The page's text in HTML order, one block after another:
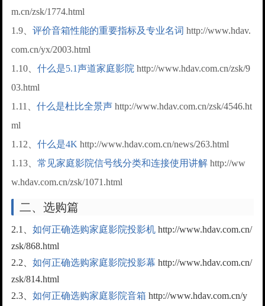
m.cn/zsk/1774.html
1.9、评价音箱性能的重要指标及专业名词 http://www.hdav.
com.cn/yx/2003.html
1.10、什么是5.1声道家庭影院 http://www.hdav.com.cn/zsk/9
03.html
1.11、什么是杜比全景声 http://www.hdav.com.cn/zsk/4546.ht
ml
1.12、什么是4K http://www.hdav.com.cn/news/263.html
1.13、常见家庭影院信号线分类和连接使用讲解 http://ww
w.hdav.com.cn/zsk/1071.html
二、选购篇
2.1、如何正确选购家庭影院投影机 http://www.hdav.com.cn/
zsk/868.html
2.2、如何正确选购家庭影院投影幕 http://www.hdav.com.cn/
zsk/814.html
2.3、如何正确选购家庭影院音箱 http://www.hdav.com.cn/y